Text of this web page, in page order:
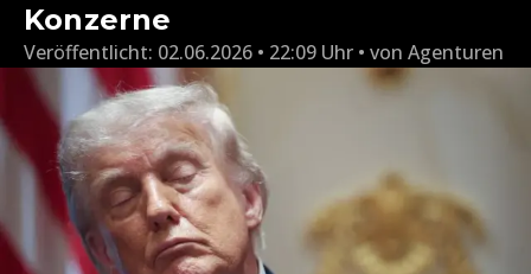
Konzerne
Veröffentlicht: 02.06.2026 • 22:09 Uhr von Agenturen